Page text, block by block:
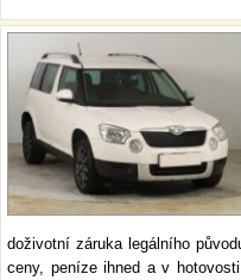
doživotní záruka legálního
ceny, peníze ihned a v